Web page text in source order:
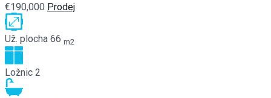
€190,000 Prodej
Už. plocha 66 m2
Ložnic 2